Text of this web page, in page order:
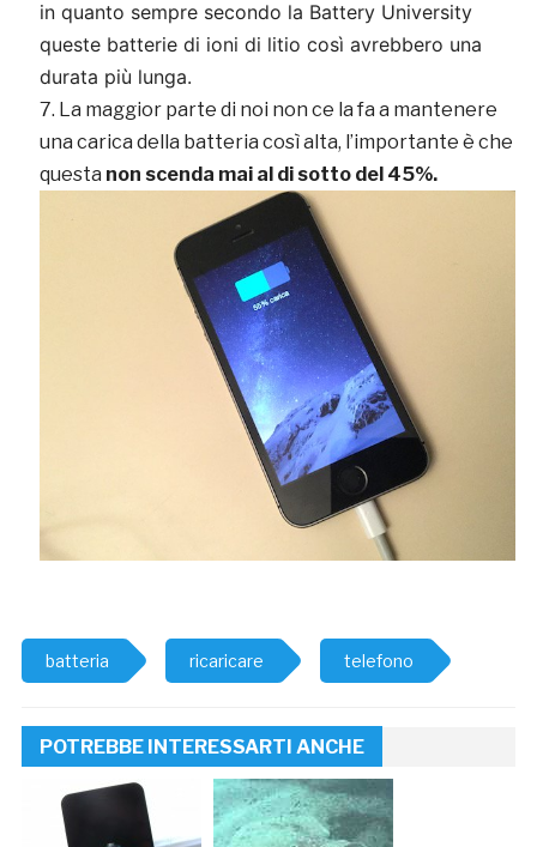
in quanto sempre secondo la Battery University
queste batterie di ioni di litio così avrebbero una
durata più lunga.
La maggior parte di noi non ce la fa a mantenere
una carica della batteria così alta, l’importante è che
questa non scenda mai al di sotto del 45%.
batteria ricaricare telefono
POTREBBE INTERESSARTI ANCHE